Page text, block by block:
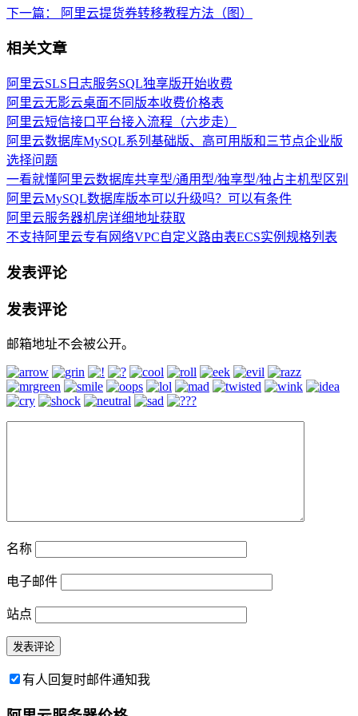
下一篇：
阿里云提货券转移教程方法（图）
相关文章
阿里云SLS日志服务SQL独享版开始收费
阿里云无影云桌面不同版本收费价格表
阿里云短信接口平台接入流程（六步走）
阿里云数据库MySQL系列基础版、高可用版和三节点企业版
选择问题
一看就懂阿里云数据库共享型/通用型/独享型/独占主机型区别
阿里云MySQL数据库版本可以升级吗？可以有条件
阿里云服务器机房详细地址获取
不支持阿里云专有网络VPC自定义路由表ECS实例规格列表
发表评论
发表评论
邮箱地址不会被公开。
名称
电子邮件
站点
有人回复时邮件通知我